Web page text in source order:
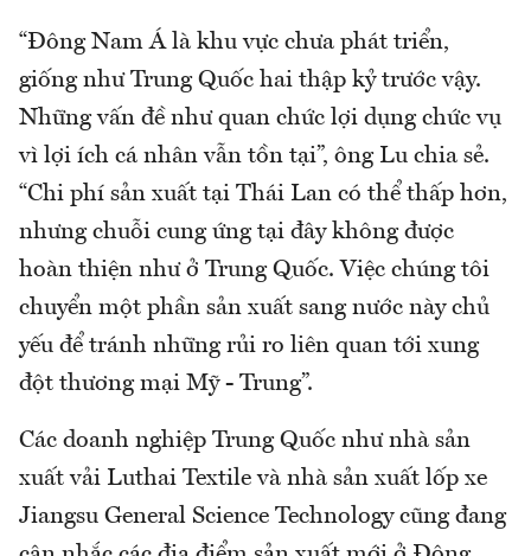
“Đông Nam Á là khu vực chưa phát triển,
giống như Trung Quốc hai thập kỷ trước vậy.
Những vấn đề như quan chức lợi dụng chức vụ
vì lợi ích cá nhân vẫn tồn tại”, ông Lu chia sẻ.
“Chi phí sản xuất tại Thái Lan có thể thấp hơn,
nhưng chuỗi cung ứng tại đây không được
hoàn thiện như ở Trung Quốc. Việc chúng tôi
chuyển một phần sản xuất sang nước này chủ
yếu để tránh những rủi ro liên quan tới xung
đột thương mại Mỹ - Trung”.
Các doanh nghiệp Trung Quốc như nhà sản
xuất vải Luthai Textile và nhà sản xuất lốp xe
Jiangsu General Science Technology cũng đang